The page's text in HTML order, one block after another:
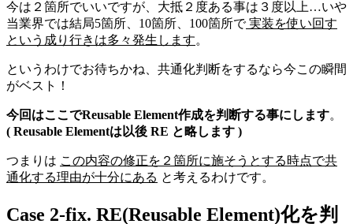
今は２箇所でいいですが、大抵２度ある事は３度以上…いや
当業界では結局5箇所、10箇所、100箇所で実装を使い回す
という成り行きは多々発生します。
というわけでお待ちかね、共通化判断をするなら今この瞬間
がベスト！
今回はここでReusable Element作成を判断する事にします。
( Reusable Elementは以後 RE と略します )
つまりは この内容の修正を２箇所に施そうとする時点で共
通化する理由が十分にある と考えるわけです。
Case 2-fix. RE(Reusable Element)化を判